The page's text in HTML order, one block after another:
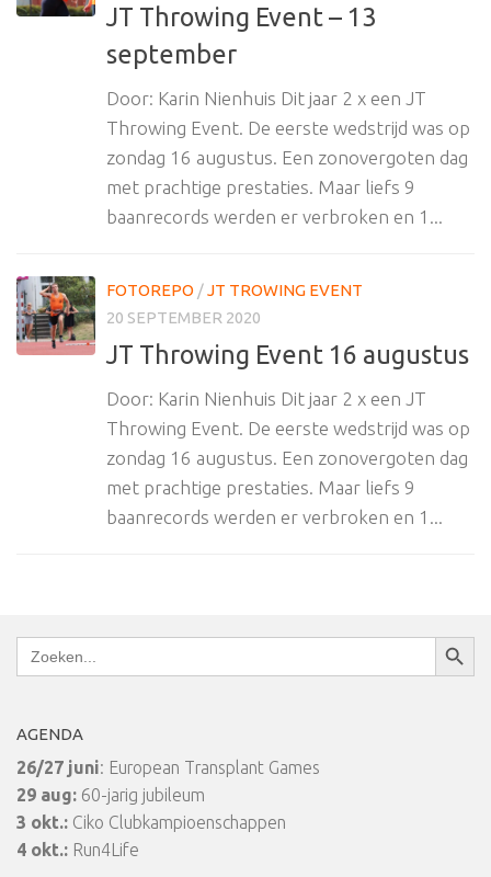
JT Throwing Event – 13
september
Door: Karin Nienhuis Dit jaar 2 x een JT
Throwing Event. De eerste wedstrijd was op
zondag 16 augustus. Een zonovergoten dag
met prachtige prestaties. Maar liefs 9
baanrecords werden er verbroken en 1...
FOTOREPO /JT TROWING EVENT
20 SEPTEMBER 2020
JT Throwing Event 16 augustus
Door: Karin Nienhuis Dit jaar 2 x een JT
Throwing Event. De eerste wedstrijd was op
zondag 16 augustus. Een zonovergoten dag
met prachtige prestaties. Maar liefs 9
baanrecords werden er verbroken en 1...
Zoek
naar:
AGENDA
26/27 juni: European Transplant Games
29 aug: 60-jarig jubileum
3 okt.: Ciko Clubkampioenschappen
4 okt.: Run4Life